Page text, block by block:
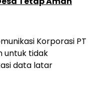
Korporasi PT
untuk tidak
data latar